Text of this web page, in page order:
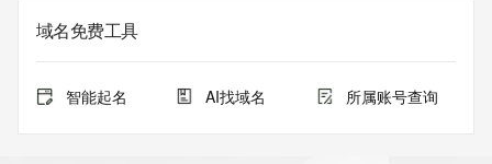
域名免费工具
智能起名 AI找域名 所属账号查询